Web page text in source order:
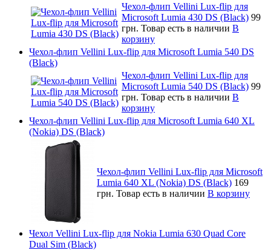
Чехол-флип Vellini Lux-flip для
Microsoft Lumia 430 DS (Black) 99
грн. Товар есть в наличии В
корзину
Чехол-флип Vellini Lux-flip для Microsoft Lumia 540 DS
(Black)
Чехол-флип Vellini Lux-flip для
Microsoft Lumia 540 DS (Black) 99
грн. Товар есть в наличии В
корзину
Чехол-флип Vellini Lux-flip для Microsoft Lumia 640 XL
(Nokia) DS (Black)
Чехол-флип Vellini Lux-flip для Microsoft
Lumia 640 XL (Nokia) DS (Black) 169
грн. Товар есть в наличии В корзину
Чехол Vellini Lux-flip для Nokia Lumia 630 Quad Core
Dual Sim (Black)